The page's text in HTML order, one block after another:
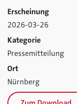
Erscheinung
2026-03-26
Kategorie
Pressemitteilung
Ort
Nürnberg